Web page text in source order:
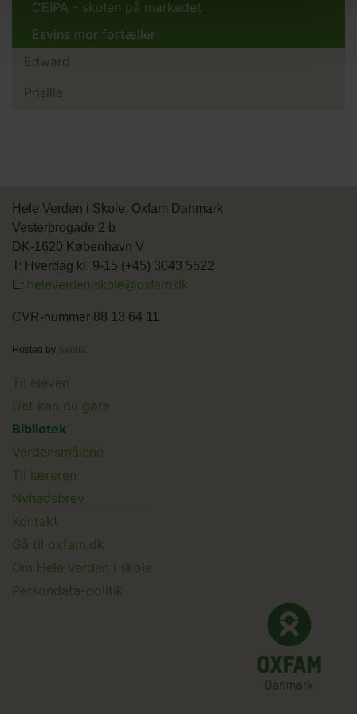
CEIPA - skolen på markedet
Esvins mor fortæller
Edward
Prisilla
Hele Verden i Skole, Oxfam Danmark
Vesterbrogade 2 b
DK-1620 København V
T: Hverdag kl. 9-15 (+45) 3043 5522
E: heleverdeniskole@oxfam.dk
CVR-nummer 88 13 64 11
Hosted by Sentia
Main
menu
Til eleven
Det kan du gøre
Bibliotek
Verdensmålene
Til læreren
Main
Submenu
Nyhedsbrev
Kontakt
Gå til oxfam.dk
Om Hele verden i skole
Persondata-politik